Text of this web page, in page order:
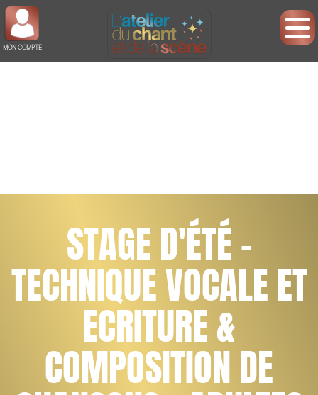
MON COMPTE
STAGE D'ÉTÉ -
TECHNIQUE VOCALE ET
ECRITURE &
COMPOSITION DE